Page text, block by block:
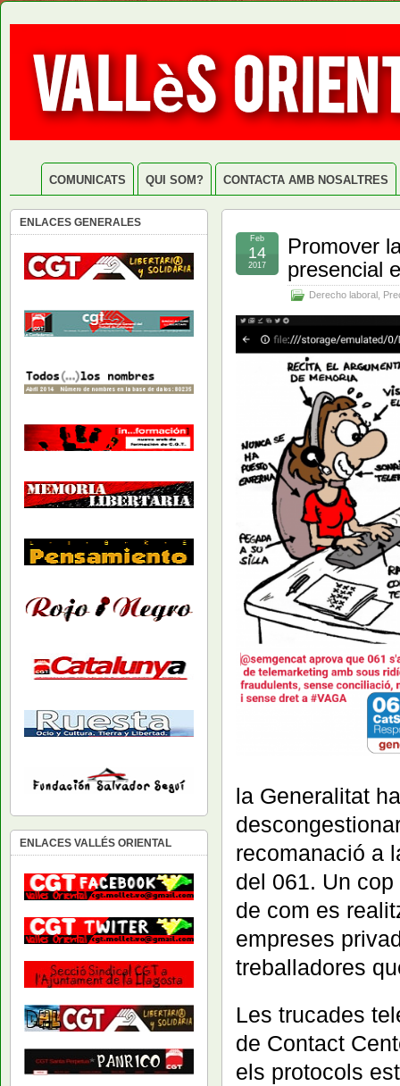
COMUNICATS QUI SOM? CONTACTA AMB NOSALTRES
Promover
presencial
Derecho laboral
Feb
14
2017
la Generalitat
recomanació a
del 061. Un
de com es
empreses
treballadores
Les trucades
de Contact
els protocols
ENLACES GENERALES
ENLACES VALLÉS ORIENTAL